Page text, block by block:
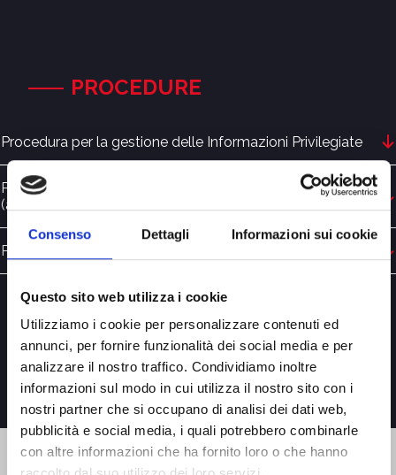
Consenso Dettagli Informazioni sui cookie
Questo sito web utilizza i cookie
Utilizziamo i cookie per personalizzare contenuti ed
annunci, per fornire funzionalità dei social media e per
analizzare il nostro traffico. Condividiamo inoltre
informazioni sul modo in cui utilizza il nostro sito con i
nostri partner che si occupano di analisi dei dati web,
pubblicità e social media, i quali potrebbero combinarle
con altre informazioni che ha fornito loro o che hanno
PROCEDURE
Procedura per la gestione delle Informazioni Privilegiate
Procedura la disciplina delle transazioni con parti correlate
(approvata dal CdA del 29.06.2021)
Procedura in materia di internal dealing
POTRESTI ESSERE INTERESSATO A